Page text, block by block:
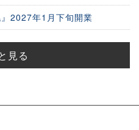
2027年1月下旬開業
見る